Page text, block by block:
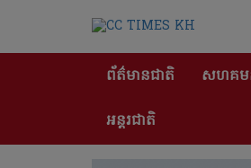
ព័ត៌មានជាតិ សហគម
អន្តរជាតិ